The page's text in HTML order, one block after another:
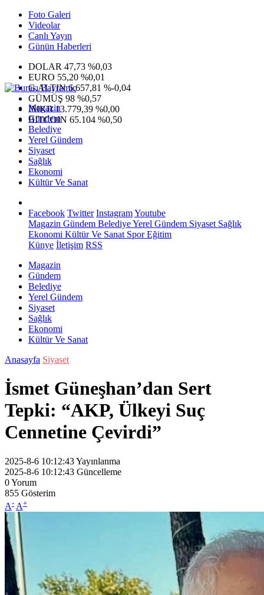
Foto Galeri
Videolar
Canlı Yayın
Günün Haberleri
DOLAR 47,73 %0,03
EURO 55,20 %0,01
G.ALTIN6.657,81 %-0,04
GÜMÜŞ 98 %0,57
IMKB13.779,39 %0,00
BITCOIN 65.104 %0,50
Magazin
Gündem
Belediye
Yerel Gündem
Siyaset
Sağlık
Ekonomi
Kültür Ve Sanat
Facebook Twitter InstagramYoutube
Magazin Gündem BelediyeYerel Gündem Siyaset Sağlık
Ekonomi Kültür Ve Sanat SporEğitim
Künye İletişim RSS
Magazin
Gündem
Belediye
Yerel Gündem
Siyaset
Sağlık
Ekonomi
Kültür Ve Sanat
Anasayfa Siyaset
İsmet Güneşhan’dan Sert
Tepki: “AKP, Ülkeyi Suç
Cennetine Çevirdi”
2025-8-6 10:12:43Yayınlanma
2025-8-6 10:12:43 Güncelleme
0Yorum
855 Gösterim
A- A+